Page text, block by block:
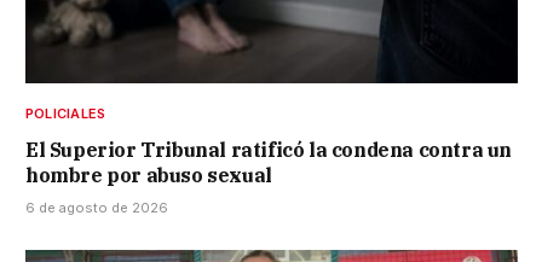
POLICIALES
El Superior Tribunal ratificó la condena contra un
hombre por abuso sexual
6 de agosto de 2026